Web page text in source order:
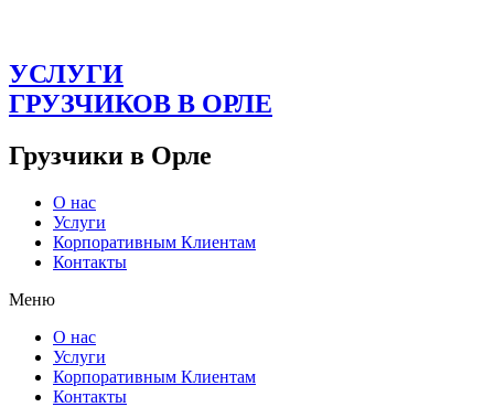
УСЛУГИ
ГРУЗЧИКОВ В ОРЛЕ
Грузчики в Орле
О нас
Услуги
Корпоративным Клиентам
Контакты
Меню
О нас
Услуги
Корпоративным Клиентам
Контакты